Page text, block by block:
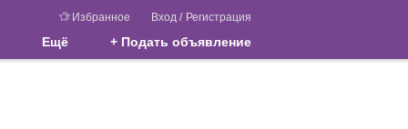
Избранное Вход / Регистрация
Ещё + Подать объявление